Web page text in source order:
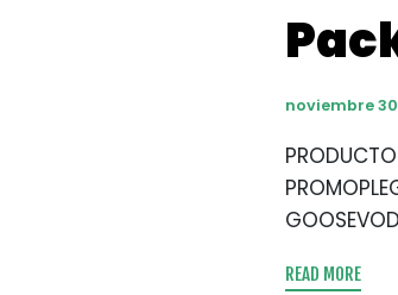
noviembre
READ MORE